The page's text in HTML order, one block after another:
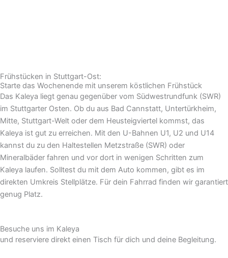
Frühstücken in Stuttgart-Ost:
Starte das Wochenende mit unserem köstlichen Frühstück
Das Kaleya liegt genau gegenüber vom Südwestrundfunk (SWR)
im Stuttgarter Osten. Ob du aus Bad Cannstatt, Untertürkheim,
Mitte, Stuttgart-Welt oder dem Heusteigviertel kommst, das
Kaleya ist gut zu erreichen. Mit den U-Bahnen U1, U2 und U14
kannst du zu den Haltestellen Metzstraße (SWR) oder
Mineralbäder fahren und vor dort in wenigen Schritten zum
Kaleya laufen. Solltest du mit dem Auto kommen, gibt es im
direkten Umkreis Stellplätze. Für dein Fahrrad finden wir garantiert
genug Platz.
Besuche uns im Kaleya
und reserviere direkt einen Tisch für dich und deine Begleitung.